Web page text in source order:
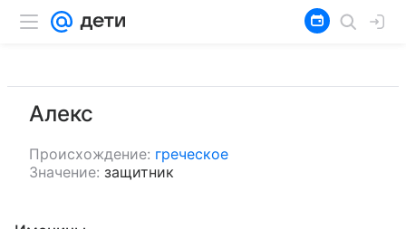
Алекс
Происхождение: греческое
Значение: защитник